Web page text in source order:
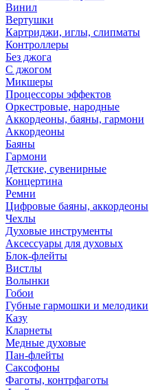
Винил
Вертушки
Картриджи, иглы, слипматы
Контроллеры
Без джога
С джогом
Микшеры
Процессоры эффектов
Оркестровые, народные
Аккордеоны, баяны, гармони
Аккордеоны
Баяны
Гармони
Детские, сувенирные
Концертина
Ремни
Цифровые баяны, аккордеоны
Чехлы
Духовые инструменты
Аксессуары для духовых
Блок-флейты
Вистлы
Волынки
Гобои
Губные гармошки и мелодики
Казу
Кларнеты
Медные духовые
Пан-флейты
Саксофоны
Фаготы, контрфаготы